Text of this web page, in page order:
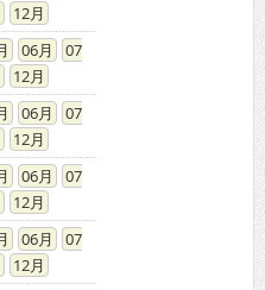
12
06
07
12
06
07
12
06
07
12
06
07
12